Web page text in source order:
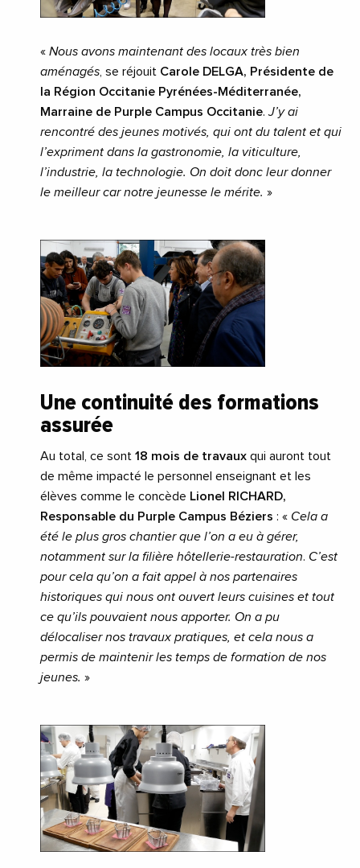
« Nous avons maintenant des locaux très bien
aménagés , se réjouit Carole DELGA, Présidente de
la Région Occitanie Pyrénées-Méditerranée,
Marraine de Purple Campus Occitanie.J’y ai
rencontré des jeunes motivés, qui ont du talent et qui
l’expriment dans la gastronomie, la viticulture,
l’industrie, la technologie. On doit donc leur donner
le meilleur car notre jeunesse le mérite. »
Une continuité des formations
assurée
Au total, ce sont 18 mois de travaux qui auront tout
de même impacté le personnel enseignant et les
élèves comme le concède Lionel RICHARD,
Responsable du Purple Campus Béziers : « Cela a
été le plus gros chantier que l’on a eu à gérer,
notamment sur la filière hôtellerie-restauration. C’est
pour cela qu’on a fait appel à nos partenaires
historiques qui nous ont ouvert leurs cuisines et tout
ce qu’ils pouvaient nous apporter. On a pu
délocaliser nos travaux pratiques, et cela nous a
permis de maintenir les temps de formation de nos
jeunes. »